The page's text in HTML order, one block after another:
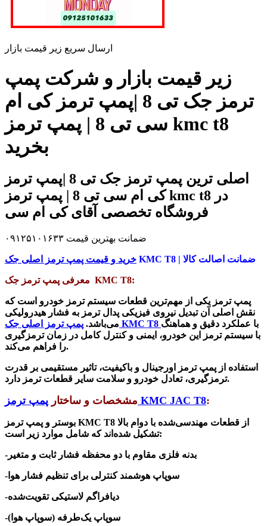
ارسال سریع زیر قیمت بازار
زیر قیمت بازار و شرکت پمپ
ترمز جک تی 8 |پمپ ترمز کی ام
سی تی 8 | پمپ ترمز kmc t8
بخرید
اصلی ترین پمپ ترمز جک تی 8 |پمپ ترمز
کی ام سی تی 8 | پمپ ترمز kmc t8 در
فروشگاه تخصصی آقای کی ام سی
ضمانت بهترین قیمت ۰۹۱۲۵۱۰۱۶۳۳
خرید و قیمت پمپ ترمز اصلی جک KMC T8 | ضمانت اصالت کالا
KMC T8:
پمپ ترمز یکی از مهم‌ترین قطعات سیستم ترمز خودرو است که
نقش اصلی آن تبدیل نیروی فیزیکی پدال ترمز به فشار هیدرولیکی
می‌باشد. پمپ ترمز اصلی جک KMC T8 با عملکرد دقیق و هماهنگ
با سیستم ترمز این خودرو، ایمنی و کنترل کامل در زمان ترمزگیری
را فراهم می‌کند.
استفاده از پمپ ترمز اورجینال و باکیفیت، تاثیر مستقیمی بر قدرت
ترمزگیری، تعادل خودرو و سلامت سایر قطعات ترمز دارد.
مشخصات و ساختار پمپ ترمز KMC JAC T8:
بوستر و پمپ ترمز KMC T8 از قطعات مهندسی‌شده با دوام بالا
تشکیل شده‌اند که شامل موارد زیر است:
-بدنه فلزی مقاوم با دو محفظه فشار ثابت و متغیر
-سوپاپ هوشمند کنترلی برای تنظیم فشار هوا
-دیافراگم لاستیکی تقویت‌شده
-سوپاپ یک‌طرفه (سوپاپ هوا)